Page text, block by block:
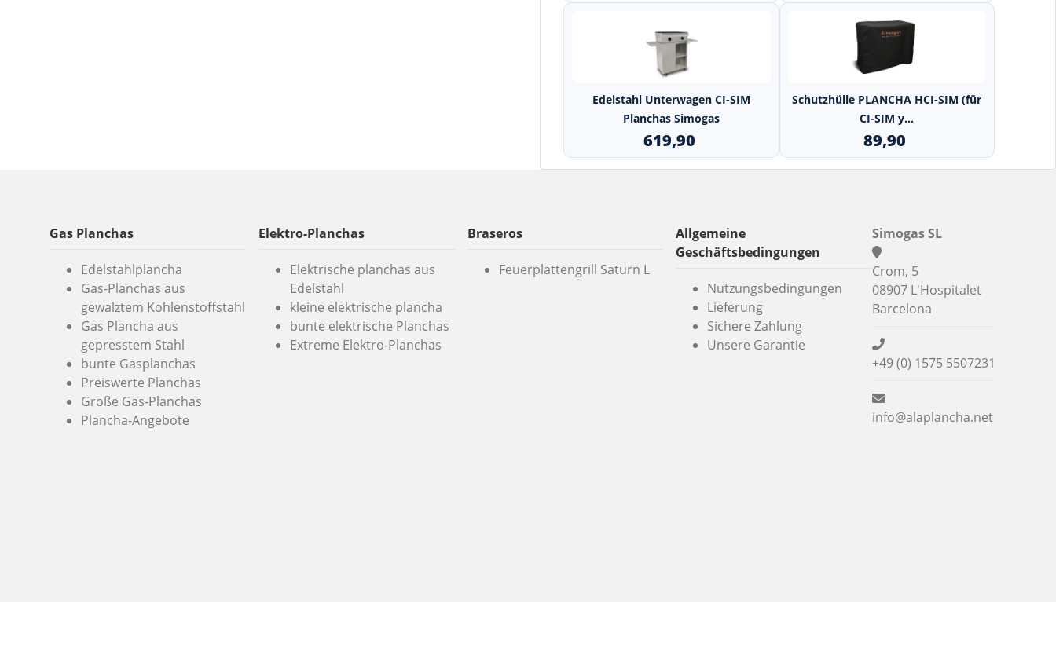
Edelstahl Unterwagen CI-SIM
Planchas Simogas
619,90
Schutzhülle PLANCHA HCI-SIM (für
CI-SIM y...
89,90
Gas Planchas
Edelstahlplancha
Gas-Planchas aus
gewalztem Kohlenstoffstahl
Gas Plancha aus
gepresstem Stahl
bunte Gasplanchas
Preiswerte Planchas
Große Gas-Planchas
Plancha-Angebote
Elektro-Planchas
Elektrische planchas aus
Edelstahl
kleine elektrische plancha
bunte elektrische Planchas
Extreme Elektro-Planchas
Braseros
Feuerplattengrill Saturn L
Allgemeine
Geschäftsbedingungen
Nutzungsbedingungen
Lieferung
Sichere Zahlung
Unsere Garantie
Simogas SL
Crom, 5
08907 L'Hospitalet
Barcelona
+49 (0) 1575 5507231
info@alaplancha.net